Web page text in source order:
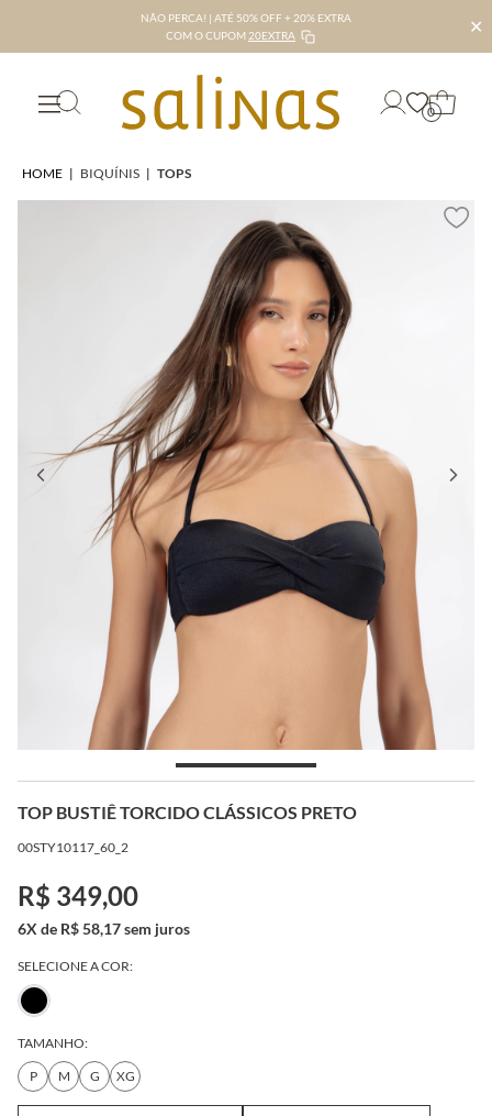
NÃO PERCA! | ATÉ 50% OFF + 20% EXTRA
COM O CUPOM 20EXTRA ✕
0
HOME | BIQUÍNIS | TOPS
TOP BUSTIÊ TORCIDO CLÁSSICOS PRETO
00STY10117_60_2
R$ 349,00
6X de R$ 58,17 sem juros
SELECIONE A COR:
TAMANHO:
P
M G XG